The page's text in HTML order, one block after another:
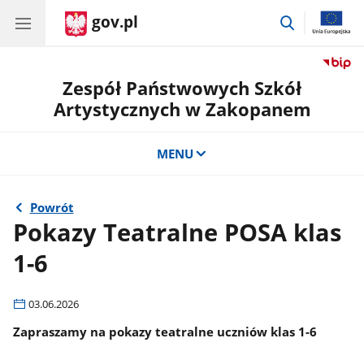
gov.pl
przejdź
Zespół Państwowych Szkół
Artystycznych w Zakopanem
MENU
Powrót
Pokazy Teatralne POSA klas
1-6
03.06.2026
Zapraszamy na pokazy teatralne uczniów klas 1-6